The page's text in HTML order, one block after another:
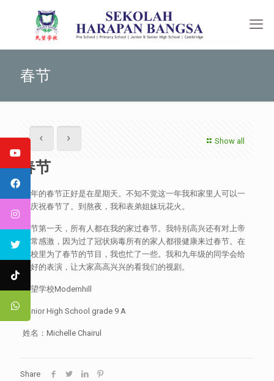
春节
Show all
春节
今年的春节正好是在星期天。不知不觉这一年我和家里人可以一
起庆祝春节了。到熬夜，我和表弟姐妹玩花火。
春节第一天，所有人都在我的家过春节。我特别高兴还有对上帝
非常感激，因为过了冠状病毒所有的家人都很健康来过春节。在
学校里为了春节的节目，我也忙了一些。我和九年级的同学会给
最好的表演，让大家高高兴兴的看我们的视剧。
民望学校Modernhill
Junior High School grade 9 A
姓名：Michelle Chairul
Share